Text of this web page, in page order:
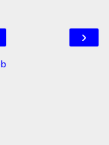
›